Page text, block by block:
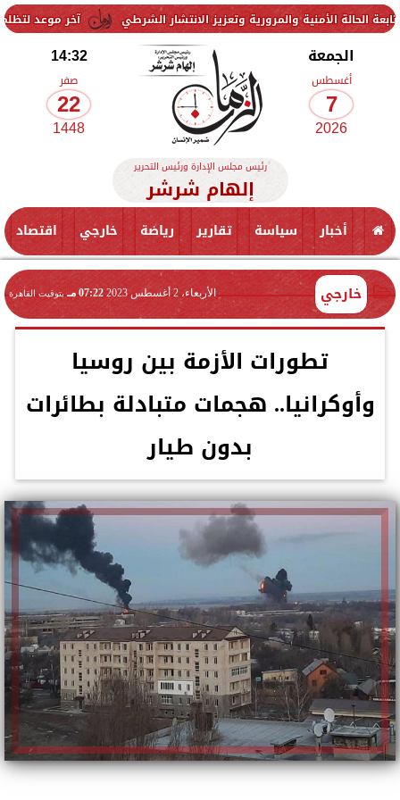
آخر موعد لتظلمات الثانوية العامة 2026.. الرابط والرسوم والمرورية وتعزيز الانتشار الشرطي
الجمعة
أغسطس
7
2026
14:32
صفر
22
1448
رئيس مجلس الإدارة ورئيس التحرير
إلهام شرشر
أخبار سياسة تقارير رياضة خارجي اقتصاد
خارجي الأربعاء، 2 أغسطس 2023 07:22 مـ بتوقيت القاهرة
تطورات الأزمة بين روسيا
وأوكرانيا.. هجمات متبادلة بطائرات
بدون طيار